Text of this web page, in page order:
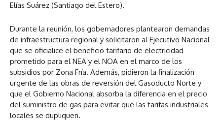
Elías Suárez (Santiago del Estero).
Durante la reunión, los gobernadores plantearon demandas
de infraestructura regional y solicitaron al Ejecutivo Nacional
que se oficialice el beneficio tarifario de electricidad
prometido para el NEA y el NOA en el marco de los
subsidios por Zona Fría. Además, pidieron la finalización
urgente de las obras de reversión del Gasoducto Norte y
que el Gobierno Nacional absorba la diferencia en el precio
del suministro de gas para evitar que las tarifas industriales
locales se dupliquen.